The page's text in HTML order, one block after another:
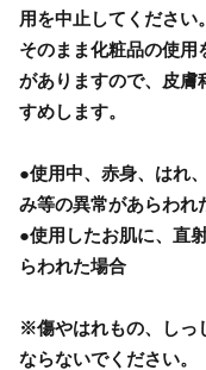
用を中止してください。
そのまま化粧品の使用
がありますので、皮膚
すめします。
●使用中、赤身、はれ
み等の異常があらわれ
●使用したお肌に、直
らわれた場合
※傷やはれもの、しっ
ならないでください。